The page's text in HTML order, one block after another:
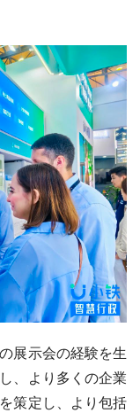
展示会の経験を生
、より多くの企業
策定し、より包括